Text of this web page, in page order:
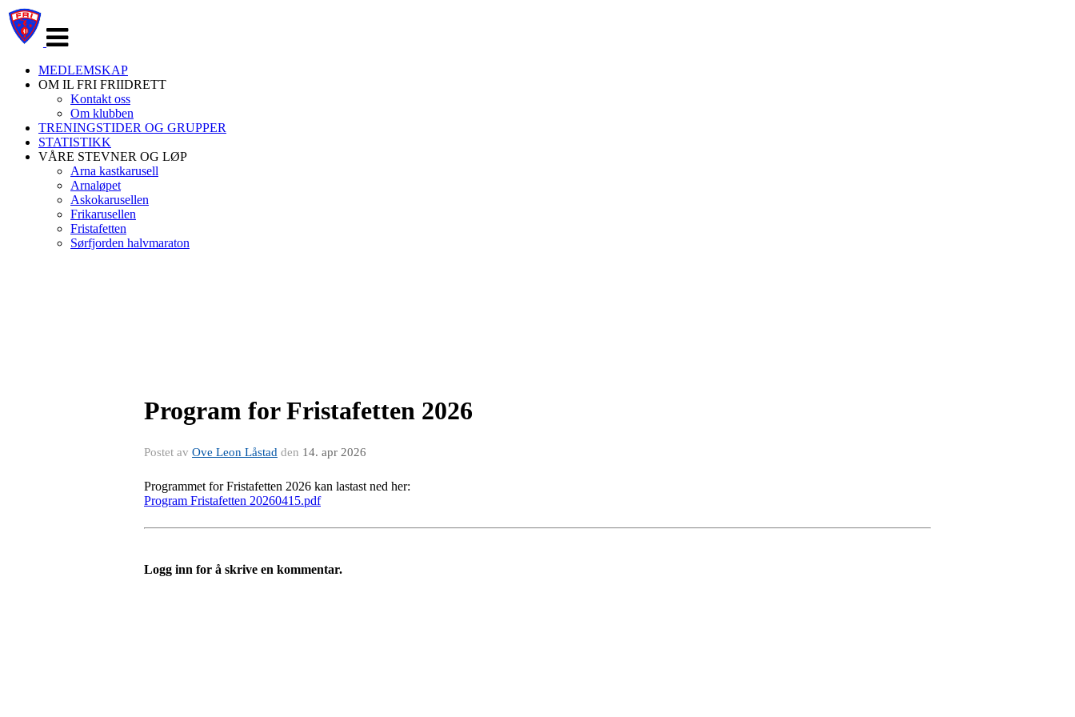
navigasjon
MEDLEMSKAP
OM IL FRI FRIIDRETT
Kontakt oss
Om klubben
TRENINGSTIDER OG GRUPPER
STATISTIKK
VÅRE STEVNER OG LØP
Arna kastkarusell
Arnaløpet
Askokarusellen
Frikarusellen
Fristafetten
Sørfjorden halvmaraton
Program for Fristafetten 2026
Postet av Ove Leon Låstad den 14. apr 2026
Programmet for Fristafetten 2026 kan lastast ned her:
Program Fristafetten 20260415.pdf
Logg inn for å skrive en kommentar.